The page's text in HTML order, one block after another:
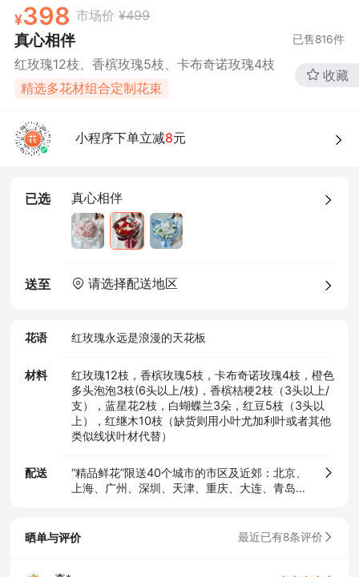
398 市场价 ¥499
真心相伴 已售816件
红玫瑰12枝、香槟玫瑰5枝、卡布奇诺玫瑰4枝
精选多花材组合定制花束
收藏
小程序下单立减8元
已选 真心相伴
送至 请选择配送地区
花语 红玫瑰永远是浪漫的天花板
材料
红玫瑰12枝，香槟玫瑰5枝，卡布奇诺玫瑰4枝，橙色
多头泡泡3枝(6头以上/枝)，香槟桔梗2枝（3头以上/
支），蓝星花2枝，白蝴蝶兰3朵，红豆5枝（3头以
上），红继木10枝（缺货则用小叶尤加利叶或者其他
类似线状叶材代替）
配送
“精品鲜花”限送40个城市的市区及近郊：北京、
上海、广州、深圳、天津、重庆、大连、青岛、
特、沈阳、长春、哈尔滨、南京、杭州、合肥、
晒单与评价 最近已有8条评价